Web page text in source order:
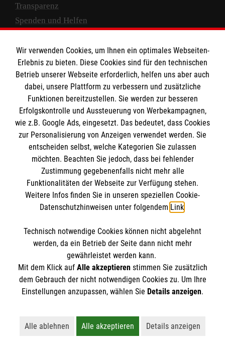
Transparenz
Spenden und Helfen
Empfänger: Malteser Hilfsdienst e.V.
IBAN: DE10 3706 0120 1201 2000 12
BIC: GENODED 1PA7
Newsletter abonnieren
Cookies verwalten|AGB|Impressum|Datenschutz
Barrierefreiheit |Kontakt| Sharepoint|Mediathek
Wir verwenden Cookies, um Ihnen ein optimales Webseiten-
Erlebnis zu bieten. Diese Cookies sind für den technischen
Betrieb unserer Webseite erforderlich, helfen uns aber auch
dabei, unsere Plattform zu verbessern und zusätzliche
Funktionen bereitzustellen. Sie werden zur besseren
Erfolgskontrolle und Aussteuerung von Werbekampagnen,
wie z.B. Google Ads, eingesetzt. Das bedeutet, dass Cookies
zur Personalisierung von Anzeigen verwendet werden. Sie
entscheiden selbst, welche Kategorien Sie zulassen
möchten. Beachten Sie jedoch, dass bei fehlender
Zustimmung gegebenenfalls nicht mehr alle
Funktionalitäten der Webseite zur Verfügung stehen.
Weitere Infos finden Sie in unseren speziellen Cookie-
Datenschutzhinweisen unter folgendem Link.
Technisch notwendige Cookies können nicht abgelehnt
werden, da ein Betrieb der Seite dann nicht mehr
gewährleistet werden kann.
Mit dem Klick auf Alle akzeptierenstimmen Sie zusätzlich
dem Gebrauch der nicht notwendigen Cookies zu. Um Ihre
Einstellungen anzupassen, wählen Sie Details anzeigen.
Alle ablehnen
Lehnt alle nicht-essentiellen Cookies ab
Alle akzeptieren
Akzeptiert alle Cookies
Details anzeigen